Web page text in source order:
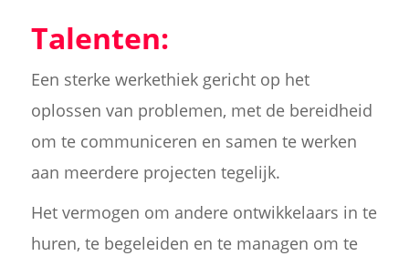
Talenten:
Een sterke werkethiek gericht op het
oplossen van problemen, met de bereidheid
om te communiceren en samen te werken
aan meerdere projecten tegelijk.
Het vermogen om andere ontwikkelaars in te
huren, te begeleiden en te managen om te